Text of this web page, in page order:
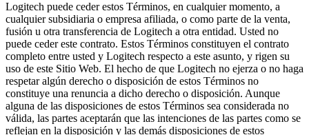
Logitech puede ceder estos Términos, en cualquier momento, a
cualquier subsidiaria o empresa afiliada, o como parte de la venta,
fusión u otra transferencia de Logitech a otra entidad. Usted no
puede ceder este contrato. Estos Términos constituyen el contrato
completo entre usted y Logitech respecto a este asunto, y rigen su
uso de este Sitio Web. El hecho de que Logitech no ejerza o no haga
respetar algún derecho o disposición de estos Términos no
constituye una renuncia a dicho derecho o disposición. Aunque
alguna de las disposiciones de estos Términos sea considerada no
válida, las partes aceptarán que las intenciones de las partes como se
reflejan en la disposición y las demás disposiciones de estos